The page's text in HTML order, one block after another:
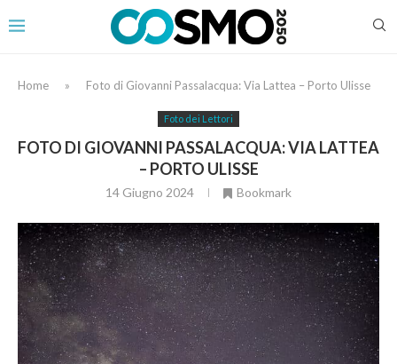
Home » Foto di Giovanni Passalacqua: Via Lattea – Porto Ulisse
Foto dei Lettori
FOTO DI GIOVANNI PASSALACQUA: VIA LATTEA
– PORTO ULISSE
14 Giugno 2024 Bookmark